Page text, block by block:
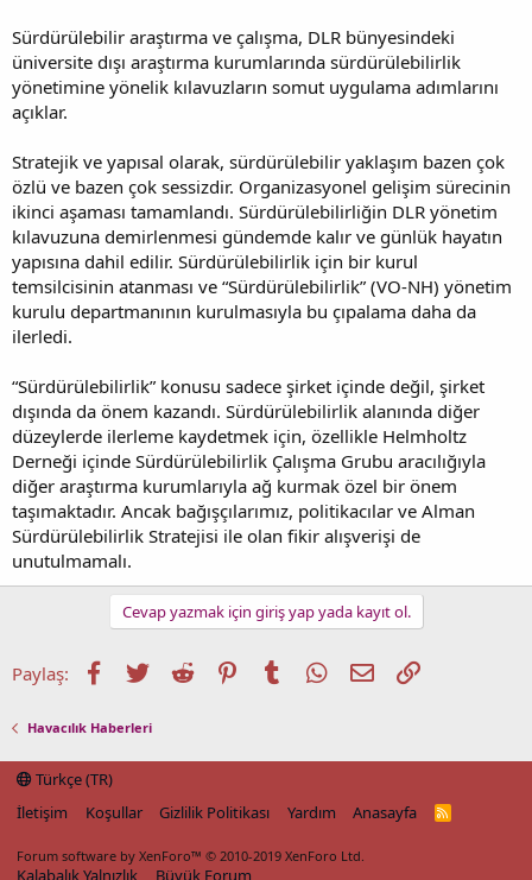
Sürdürülebilir araştırma ve çalışma, DLR bünyesindeki
üniversite dışı araştırma kurumlarında sürdürülebilirlik
yönetimine yönelik kılavuzların somut uygulama adımlarını
açıklar.
Stratejik ve yapısal olarak, sürdürülebilir yaklaşım bazen çok
özlü ve bazen çok sessizdir. Organizasyonel gelişim sürecinin
ikinci aşaması tamamlandı. Sürdürülebilirliğin DLR yönetim
kılavuzuna demirlenmesi gündemde kalır ve günlük hayatın
yapısına dahil edilir. Sürdürülebilirlik için bir kurul
temsilcisinin atanması ve “Sürdürülebilirlik” (VO-NH) yönetim
kurulu departmanının kurulmasıyla bu çıpalama daha da
ilerledi.
“Sürdürülebilirlik” konusu sadece şirket içinde değil, şirket
dışında da önem kazandı. Sürdürülebilirlik alanında diğer
düzeylerde ilerleme kaydetmek için, özellikle Helmholtz
Derneği içinde Sürdürülebilirlik Çalışma Grubu aracılığıyla
diğer araştırma kurumlarıyla ağ kurmak özel bir önem
taşımaktadır. Ancak bağışçılarımız, politikacılar ve Alman
Sürdürülebilirlik Stratejisi ile olan fikir alışverişi de
unutulmamalı.
Cevap yazmak için giriş yap yada kayıt ol.
Paylaş: Facebook
TwitterReddit PinterestTumblrWhatsApp
E-postaLink
Havacılık Haberleri
Türkçe (TR)
İletişim
Koşullar Gizlilik Politikası Yardım Anasayfa
R
Forum software by XenForo™ © 2010-2019 XenForo Ltd.
Kalabalık Yalnızlık Büyük Forum